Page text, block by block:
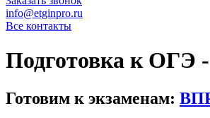
info@etginpro.ru
Все контакты
Подготовка к ОГЭ
Готовим к экзаменам: